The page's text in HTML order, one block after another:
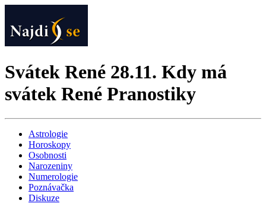
Svátek René 28.11. Kdy má
svátek René Pranostiky
Astrologie
Horoskopy
Osobnosti
Narozeniny
Numerologie
Poznávačka
Diskuze